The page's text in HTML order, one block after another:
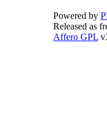
Powered by
Released as
Affero GPL